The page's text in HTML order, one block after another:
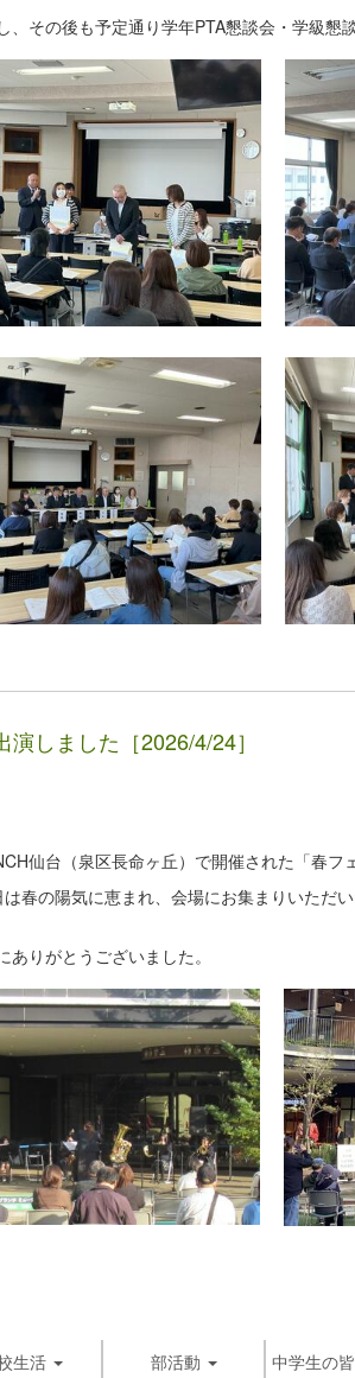
その後も予定通り学年PTA懇談会・学級懇
しました［2026/4/24］
仙台（泉区長命ヶ丘）で開催された「春フ
春の陽気に恵まれ、会場にお集まりいただ
りがとうございました。
生活 部活動 中学生の